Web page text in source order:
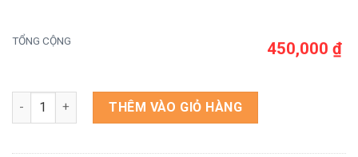
TỔNG CỘNG 450,000 ₫
Theme wordpress bán phụ kiện oto số lượng
THÊM VÀO GIỎ HÀNG